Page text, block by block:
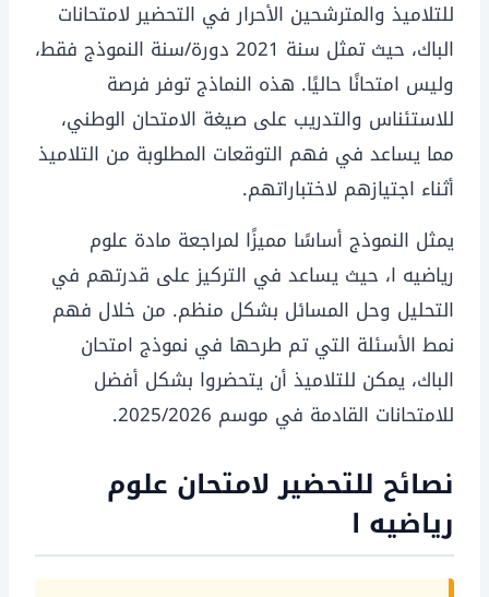
للتلاميذ والمترشحين الأحرار في التحضير لامتحانات
الباك، حيث تمثل سنة 2021 دورة/سنة النموذج فقط،
وليس امتحانًا حاليًا. هذه النماذج توفر فرصة
للاستئناس والتدريب على صيغة الامتحان الوطني،
مما يساعد في فهم التوقعات المطلوبة من التلاميذ
أثناء اجتيازهم لاختباراتهم.
يمثل النموذج أساسًا مميزًا لمراجعة مادة علوم
رياضيه ا، حيث يساعد في التركيز على قدرتهم في
التحليل وحل المسائل بشكل منظم. من خلال فهم
نمط الأسئلة التي تم طرحها في نموذج امتحان
الباك، يمكن للتلاميذ أن يتحضروا بشكل أفضل
للامتحانات القادمة في موسم 2025/2026.
نصائح للتحضير لامتحان علوم
رياضيه ا